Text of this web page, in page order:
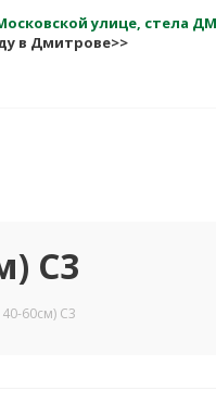
улице, стела
в Дмитрове>>
С3
60см) С3